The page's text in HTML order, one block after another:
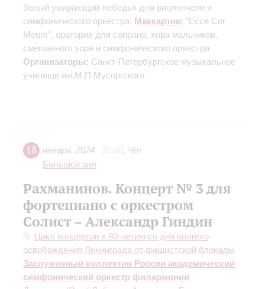
белый умирающий лебедь» для виолончели и
симфонического оркестра; Маккартни: "Ecce Cor
Meum", оратория для сопрано, хора мальчиков,
смешанного хора и симфонического оркестра
Организаторы: Санкт-Петербургское музыкальное
училище им.М.П.Мусоргского
18 января, 2024 20:00, Чт
Большой зал
Рахманинов. Концерт № 3 для
фортепиано с оркестром
Солист – Александр Гиндин
Цикл концертов к 80-летию со дня полного
освобождения Ленинграда от фашистской блокады
Заслуженный коллектив России академический
симфонический оркестр филармонии